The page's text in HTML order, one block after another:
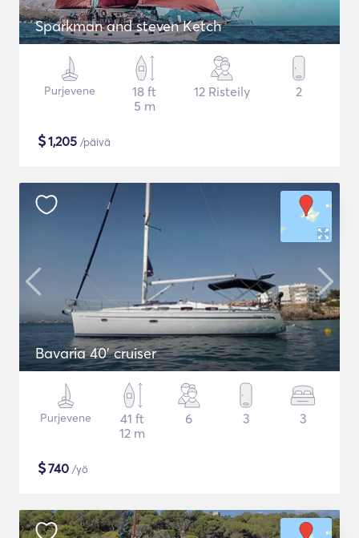
Sparkman and steven Ketch
Purjevene
18 ft
5 m
12 Risteily 2
$1,205 /päivä
Bavaria 40' cruiser
Purjevene
41 ft
12 m
6 3 3
$740 /yö